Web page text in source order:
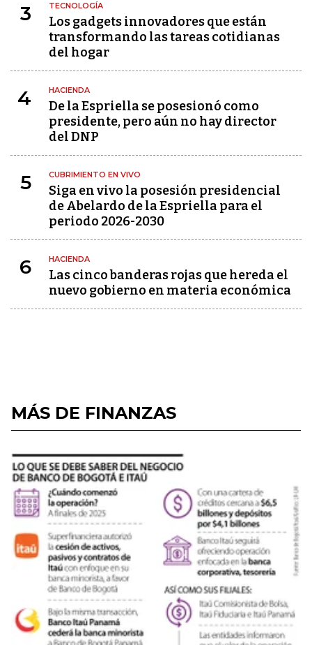
3 TECNOLOGÍA
Los gadgets innovadores que están
transformando las tareas cotidianas
del hogar
4 HACIENDA
De la Espriella se posesionó como
presidente, pero aún no hay director
del DNP
5 CUBRIMIENTO EN VIVO
Siga en vivo la posesión presidencial
de Abelardo de la Espriella para el
periodo 2026-2030
6 HACIENDA
Las cinco banderas rojas que hereda el
nuevo gobierno en materia económica
MÁS DE FINANZAS